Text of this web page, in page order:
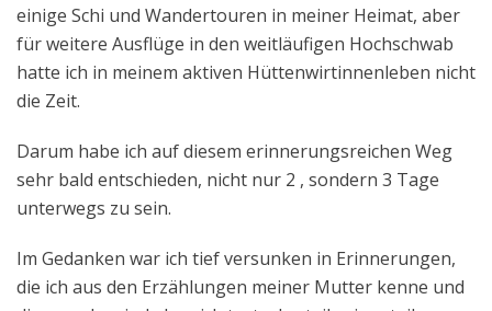
einige Schi und Wandertouren in meiner Heimat, aber
für weitere Ausflüge in den weitläufigen Hochschwab
hatte ich in meinem aktiven Hüttenwirtinnenleben nicht
die Zeit.
Darum habe ich auf diesem erinnerungsreichen Weg
sehr bald entschieden, nicht nur 2 , sondern 3 Tage
unterwegs zu sein.
Im Gedanken war ich tief versunken in Erinnerungen,
die ich aus den Erzählungen meiner Mutter kenne und